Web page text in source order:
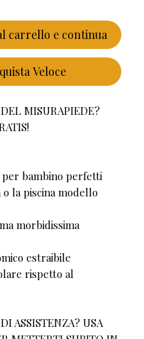
carrello e continua
Veloce
MISURAPIEDE?
per bambino perfetti
la piscina modello
morbidissima
estraibile
rispetto al
ASSISTENZA? USA